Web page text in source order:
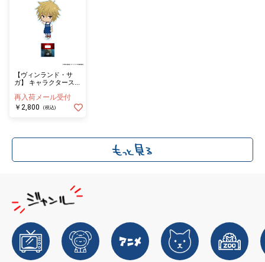
【ヴィンランド・サ
ガ】 キャラクタースタ
再入荷メール受付
￥2,800
(税込)